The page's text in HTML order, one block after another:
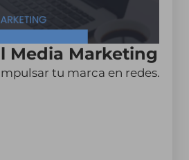
Media Marketing
tu marca en redes.